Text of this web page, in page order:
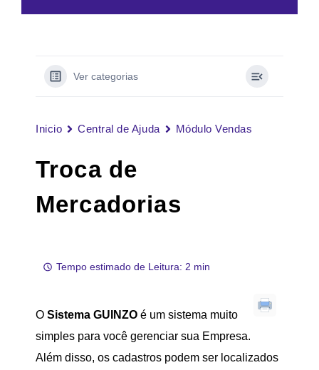
Ver categorias
Inicio Central de Ajuda Módulo Vendas
Troca de
Mercadorias
Tempo estimado de Leitura: 2 min
O Sistema GUINZO é um sistema muito
simples para você gerenciar sua Empresa.
Além disso, os cadastros podem ser localizados